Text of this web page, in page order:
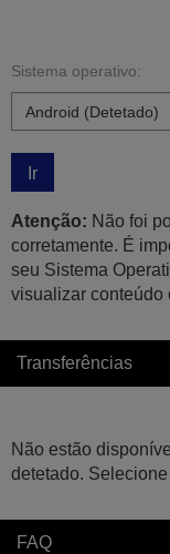
Sistema operativo:
Ir
Atenção: Não foi
corretamente. É
seu Sistema
visualizar conteúdo
Transferências
Não estão
detetado.
FAQ